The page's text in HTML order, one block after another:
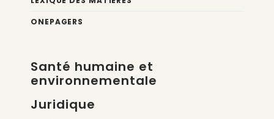
ONEPAGERS
Santé humaine et
environnementale
Juridique